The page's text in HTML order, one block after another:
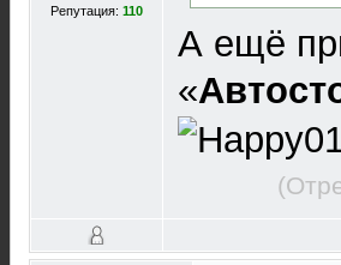
Репутация: 110
А ещё
«